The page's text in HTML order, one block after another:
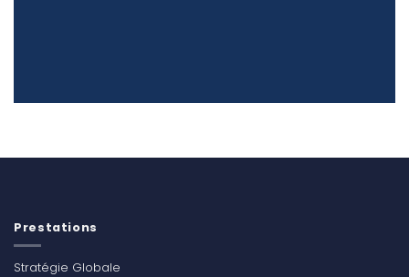
Prestations
Stratégie Globale